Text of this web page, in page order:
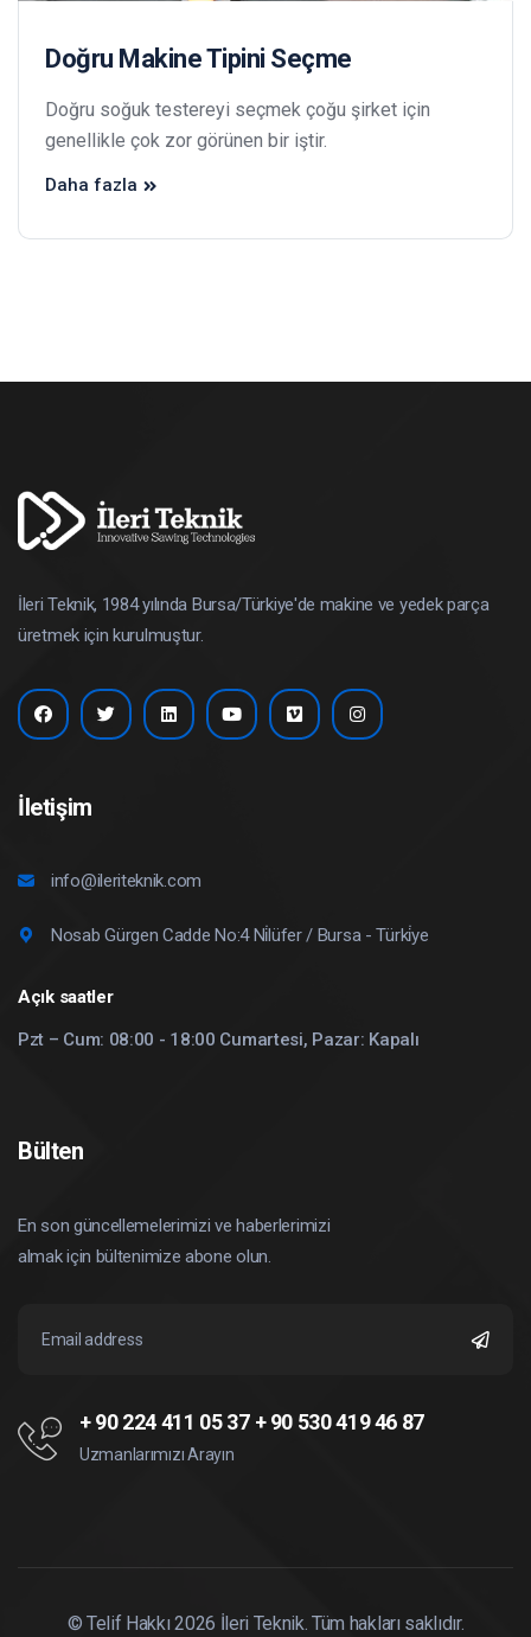
Doğru Makine Tipini Seçme
Doğru soğuk testereyi seçmek çoğu şirket için
genellikle çok zor görünen bir iştir.
Daha fazla
İleri Teknik, 1984 yılında Bursa/Türkiye'de makine ve yedek parça
üretmek için kurulmuştur.
İletişim
info@ileriteknik.com
Nosab Gürgen Cadde No:4 Ni̇lüfer / Bursa - Türki̇ye
Açık saatler
Pzt – Cum: 08:00 - 18:00 Cumartesi, Pazar: Kapalı
Bülten
En son güncellemelerimizi ve haberlerimizi
almak için bültenimize abone olun.
+ 90 224 411 05 37 + 90 530 419 46 87
Uzmanlarımızı Arayın
© Telif Hakkı2026 İleri Teknik. Tüm hakları saklıdır.